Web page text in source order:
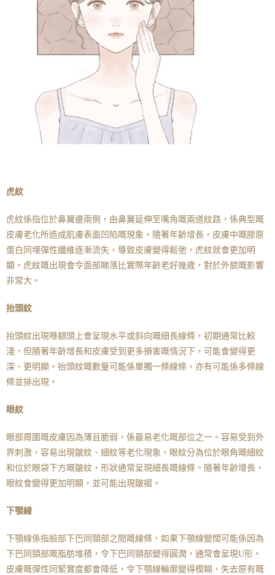
虎紋
虎紋係指位於鼻翼邊兩側，由鼻翼延伸至嘴角嘅兩道紋路，係典型嘅
皮膚老化所造成肌膚表面凹陷嘅現象。隨著年齡增長，皮膚中嘅膠原
蛋白同埋彈性纖維逐漸流失，導致皮膚變得鬆弛，虎紋就會更加明
顯。虎紋嘅出現會令面部睇落比實際年齡老好幾歲，對於外貌嘅影響
非常大。
抬頭紋
抬頭紋出現喺額頭上會呈現水平或斜向嘅細長線條，初期通常比較
淺，但隨著年齡增長和皮膚受到更多損害嘅情況下，可能會變得更
深、更明顯。抬頭紋嘅數量可能係單獨一條線條，亦有可能係多條線
條並排出現。
眼紋
眼部周圍嘅皮膚因為薄且脆弱，係最易老化嘅部位之一。容易受到外
界刺激，容易出現皺紋、細紋等老化現象，眼紋分為位於眼角嘅細紋
和位於眼袋下方嘅皺紋，形狀通常呈現細長嘅線條。隨著年齡增長，
眼紋會變得更加明顯，並可能出現皺褶。
下顎線
下顎線係指臉部下巴同頸部之間嘅線條，如果下顎線變闊可能係因為
下巴同頸部嘅脂肪堆積，令下巴同頸部變得圓潤，通常會呈現U形。
皮膚嘅彈性同緊實度都會降低，令下顎線輪廓變得模糊，失去原有嘅